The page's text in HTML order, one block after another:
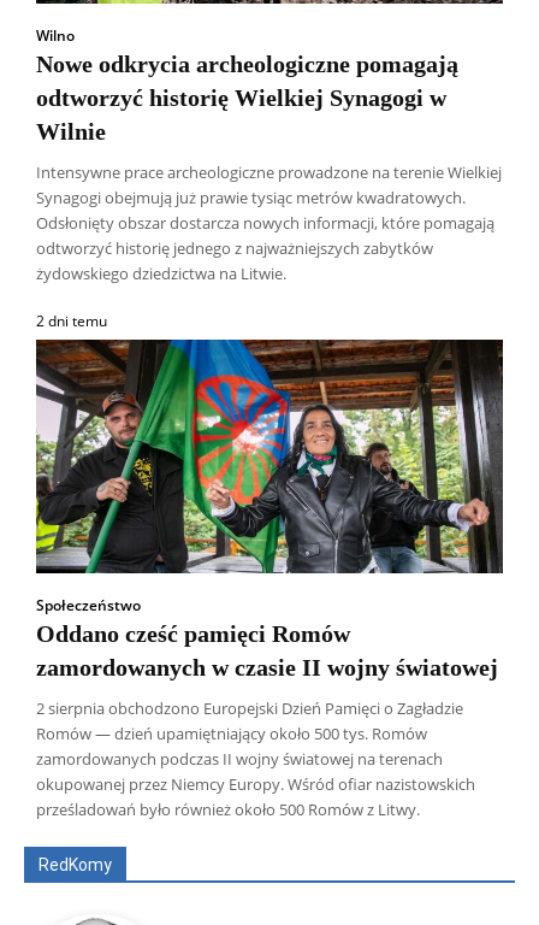
Wilno
Nowe odkrycia archeologiczne pomagają
odtworzyć historię Wielkiej Synagogi w
Wilnie
Intensywne prace archeologiczne prowadzone na terenie Wielkiej
Synagogi obejmują już prawie tysiąc metrów kwadratowych.
Odsłonięty obszar dostarcza nowych informacji, które pomagają
odtworzyć historię jednego z najważniejszych zabytków
żydowskiego dziedzictwa na Litwie.
2 dni temu
Społeczeństwo
Oddano cześć pamięci Romów
zamordowanych w czasie II wojny światowej
2 sierpnia obchodzono Europejski Dzień Pamięci o Zagładzie
Romów — dzień upamiętniający około 500 tys. Romów
zamordowanych podczas II wojny światowej na terenach
okupowanej przez Niemcy Europy. Wśród ofiar nazistowskich
prześladowań było również około 500 Romów z Litwy.
RedKomy
Wszyscy Aleksander Borowik
Antoni Radczenko
Artur Płokszto
Grzegorz Górny
ks. Jarosław Wąsowicz SDB
Piotr Hlebowicz